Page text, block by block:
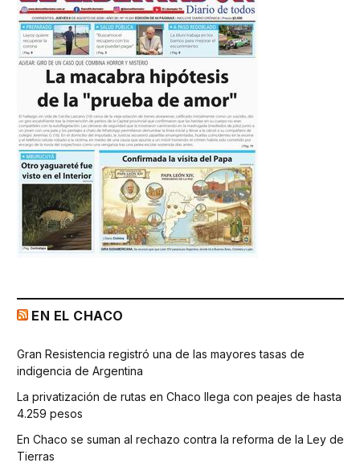
EN EL CHACO
Gran Resistencia registró una de las mayores tasas de
indigencia de Argentina
La privatización de rutas en Chaco llega con peajes de hasta
4.259 pesos
En Chaco se suman al rechazo contra la reforma de la Ley de
Tierras